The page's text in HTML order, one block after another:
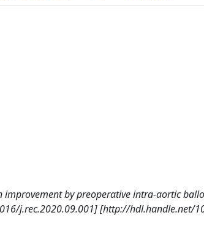
by preoperative intra-aortic
j.rec.2020.09.001] [http://hdl.handle.net/